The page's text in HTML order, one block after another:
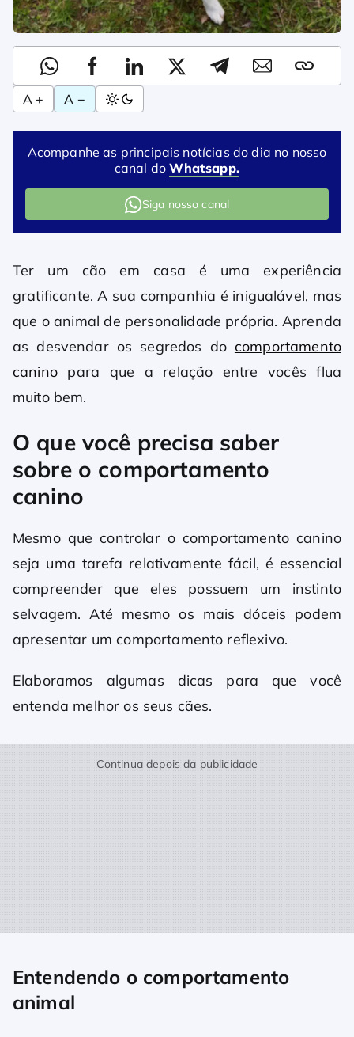
A + A −
Acompanhe as principais notícias do dia no nosso
canal doWhatsapp.
Siga nosso canal
Ter um cão em casa é uma experiência
gratificante. A sua companhia é inigualável, mas
que o animal de personalidade própria. Aprenda
as desvendar os segredos do comportamento
caninopara que a relação entre vocês flua
muito bem.
O que você precisa saber
sobre o comportamento
canino
Mesmo que controlar o comportamento canino
seja uma tarefa relativamente fácil, é essencial
compreender que eles possuem um instinto
selvagem. Até mesmo os mais dóceis podem
apresentar um comportamento reflexivo.
Elaboramos algumas dicas para que você
entenda melhor os seus cães.
Continua depois da publicidade
Entendendo o comportamento
animal